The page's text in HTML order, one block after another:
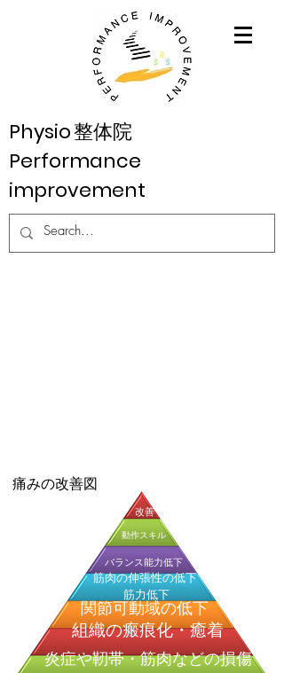
Physio 整体院
Performance
improvement
筋肉の伸張性の低下
筋力低下
改善
動作スキル
​バランス能力低下
関節可動域の低下
組織の瘢痕化・癒着
炎症や靭帯・筋肉などの損傷
痛みの改善図